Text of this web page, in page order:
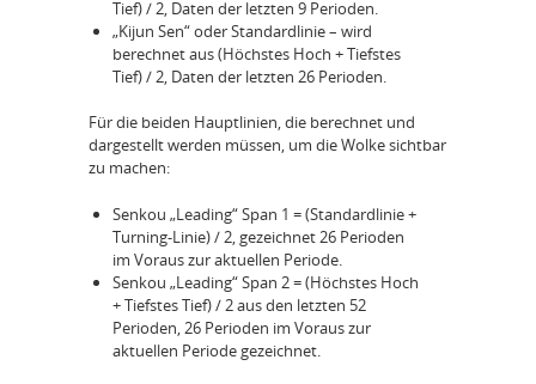
Tief) / 2, Daten der letzten 9 Perioden.
„Kijun Sen“ oder Standardlinie – wird
berechnet aus (Höchstes Hoch + Tiefstes
Tief) / 2, Daten der letzten 26 Perioden.
Für die beiden Hauptlinien, die berechnet und
dargestellt werden müssen, um die Wolke sichtbar
zu machen:
Senkou „Leading“ Span 1 = (Standardlinie +
Turning-Linie) / 2, gezeichnet 26 Perioden
im Voraus zur aktuellen Periode.
Senkou „Leading“ Span 2 = (Höchstes Hoch
+ Tiefstes Tief) / 2 aus den letzten 52
Perioden, 26 Perioden im Voraus zur
aktuellen Periode gezeichnet.